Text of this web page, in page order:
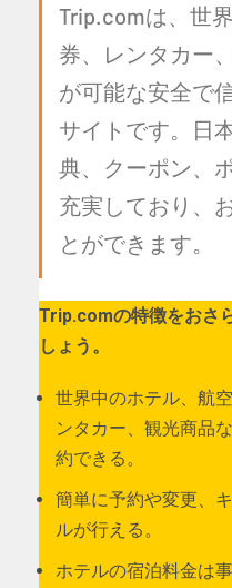
Trip.comは、世
券、レンタカー
が可能な安全で
サイトです。日
典、クーポン、
充実しており、
とができます。
Trip.comの特徴をおさ
しょう。
世界中のホテル、航
ンタカー、観光商品
約できる。
簡単に予約や変更、
ルが行える。
ホテルの宿泊料金は